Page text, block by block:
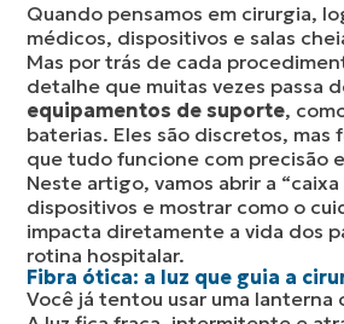
Quando pensamos em cirurgia,
médicos, dispositivos e salas
Mas por trás de cada
detalhe que muitas vezes passa
equipamentos de suporte,
baterias. Eles são discretos, mas
que tudo funcione com precisão
Neste artigo, vamos abrir a
dispositivos e mostrar como o
impacta diretamente a vida dos
rotina hospitalar.
Fibra ótica: a luz que guia a
Você já tentou usar uma lanterna